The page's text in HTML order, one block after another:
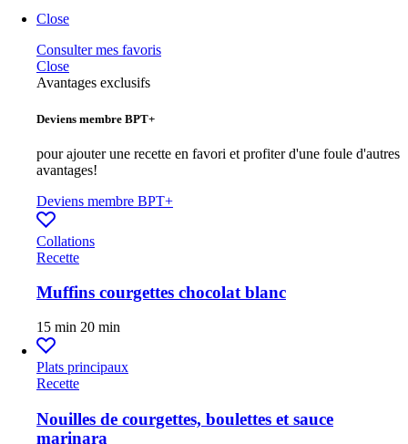
Close
Consulter mes favoris
Close
Avantages exclusifs
Deviens membre BPT+
pour ajouter une recette en favori et profiter d'une foule d'autres
avantages!
Deviens membre BPT+
Collations
Recette
Muffins courgettes chocolat blanc
15 min 20 min
Plats principaux
Recette
Nouilles de courgettes, boulettes et sauce
marinara